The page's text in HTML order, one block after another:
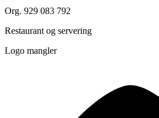
Org. 929 083 792
Restaurant og servering
Logo mangler